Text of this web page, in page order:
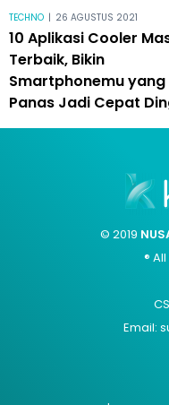
TECHNO | 26 AGUSTUS 2021
10 Aplikasi Cooler
Terbaik, Bikin
Smartphonemu yang
Panas Jadi Cepat
© 2019
®
Email: